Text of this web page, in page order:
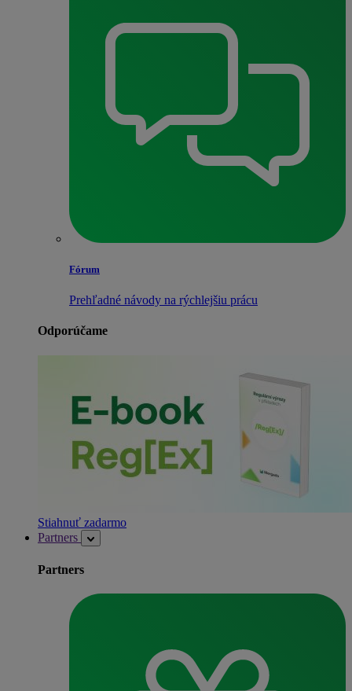
Fórum
Prehľadné návody na rýchlejšiu prácu
Odporúčame
Stiahnuť zadarmo
Partners
Partners